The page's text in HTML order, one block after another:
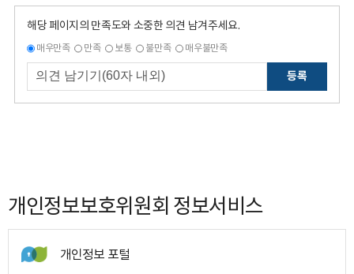
해당 페이지의 만족도와 소중한 의견 남겨주세요.
매우만족 만족 보통 불만족 매우불만족
등록
개인정보보호위원회 정보서비스
개인정보 포털